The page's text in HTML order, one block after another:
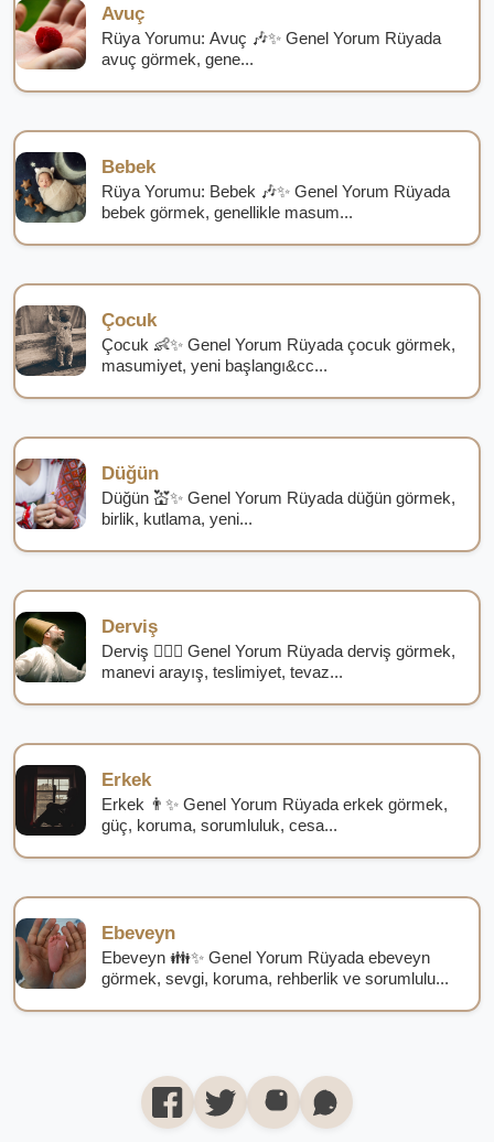
Avuç
Rüya Yorumu: Avuç 🎶✨ Genel Yorum Rüyada
avuç görmek, gene...
Bebek
Rüya Yorumu: Bebek 🎶✨ Genel Yorum Rüyada
bebek görmek, genellikle masum...
Çocuk
Çocuk 👶✨ Genel Yorum Rüyada çocuk görmek,
masumiyet, yeni başlangı&cc...
Düğün
Düğün 💒✨ Genel Yorum Rüyada düğün görmek,
birlik, kutlama, yeni...
Derviş
Derviş 🧙‍♂️✨ Genel Yorum Rüyada derviş görmek,
manevi arayış, teslimiyet, tevaz...
Erkek
Erkek 👨✨ Genel Yorum Rüyada erkek görmek,
güç, koruma, sorumluluk, cesa...
Ebeveyn
Ebeveyn 👪✨ Genel Yorum Rüyada ebeveyn
görmek, sevgi, koruma, rehberlik ve sorumlulu...